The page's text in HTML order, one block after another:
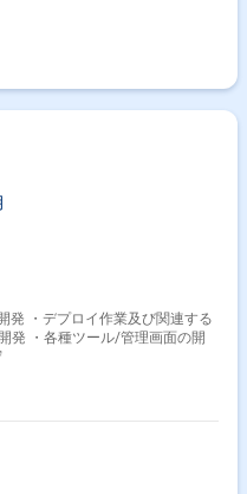
発 ・デプロイ作業及び関連する
発 ・各種ツール/管理画面の開